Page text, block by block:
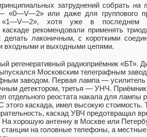
затруднений собрать на
«0—V—2» или даже для группового
хотя уже в последнем
рекомендовали применять
лаконичным, с короткими
входными и выходными цепями.